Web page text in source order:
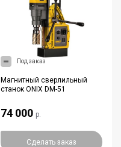
Под заказ
Магнитный сверлильный
станок ONIX DM-51
74 000 р.
Сделать заказ